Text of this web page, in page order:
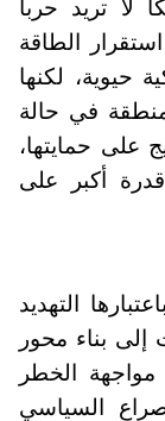
لا تريد حرباً
الطاقة
حيوية، لكنها
في حالة
على حمايتها،
أكبر على
التهديد
إلى بناء محور
الخطر
السياسي